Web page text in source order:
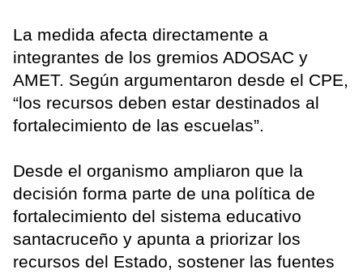
La medida afecta directamente a
integrantes de los gremios ADOSAC y
AMET. Según argumentaron desde el CPE,
“los recursos deben estar destinados al
fortalecimiento de las escuelas”.
Desde el organismo ampliaron que la
decisión forma parte de una política de
fortalecimiento del sistema educativo
santacruceño y apunta a priorizar los
recursos del Estado, sostener las fuentes